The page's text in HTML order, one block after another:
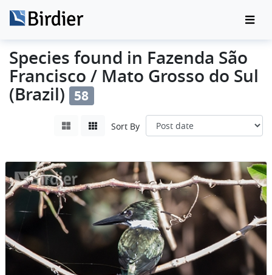
Species found in Fazenda São
Francisco / Mato Grosso do Sul
(Brazil) 58
Sort By